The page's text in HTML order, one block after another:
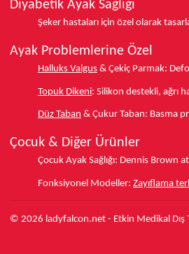
Diyabetik Ayak Sağlığı
Şeker hastaları için özel olarak
Ayak Problemlerine Özel
Halluks Valgus & Çekiç Parmak:
Topuk Dikeni: Silikon destekli, ağrı
Düz Taban & Çukur Taban: Basma
Çocuk & Diğer Ürünler
Çocuk Ayak Sağlığı: Dennis Brown
Fonksiyonel Modeller: Zayıflama
© 2026 ladyfalcon.net - Etkin Medikal Dış